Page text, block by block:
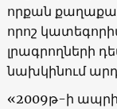
որքան
որոշ
լրագրողների
նախկինում
«2009թ-ի